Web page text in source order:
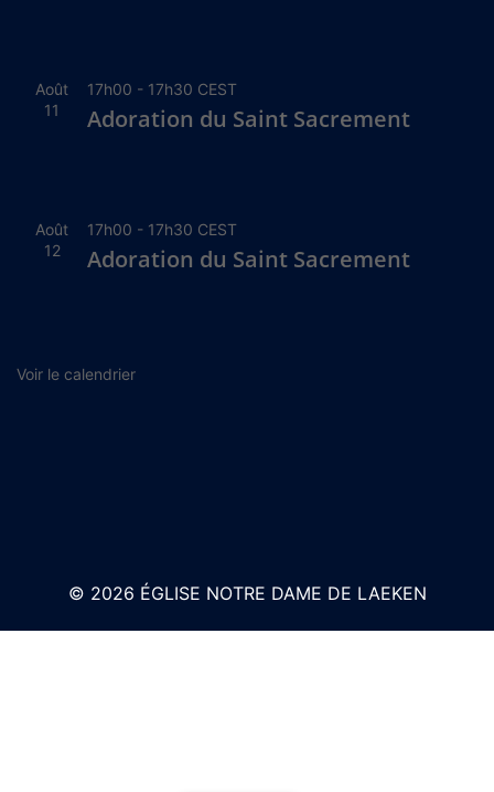
Août
11
17h00 - 17h30 CEST
Adoration du Saint Sacrement
Août
12
17h00 - 17h30 CEST
Adoration du Saint Sacrement
Voir le calendrier
© 2026 ÉGLISE NOTRE DAME DE LAEKEN